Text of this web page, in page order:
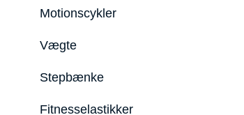
Motionscykler
Vægte
Stepbænke
Fitnesselastikker